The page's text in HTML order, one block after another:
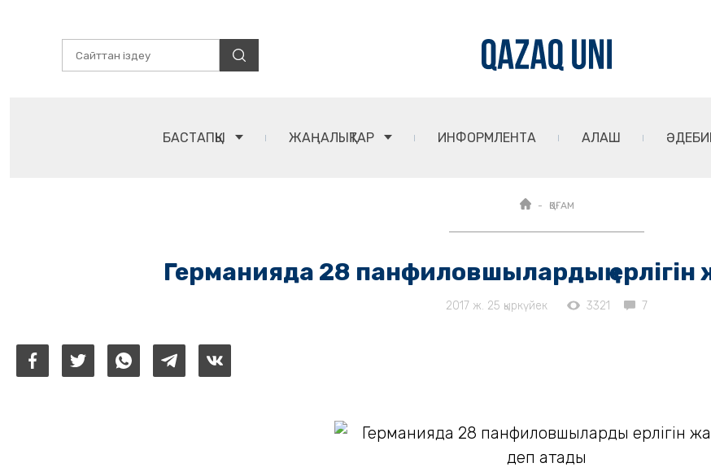
БАСТАПҚЫ ЖАҢАЛЫҚТАР ИНФОРМЛЕНТА АЛАШ
ҚОҒАМ
Германияда 28 панфиловшылардың
2017 ж. 25 қыркүйек 3321 7